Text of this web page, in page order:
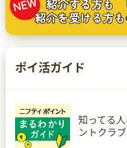
ポイ活ガイド
知ってる
ントクラ